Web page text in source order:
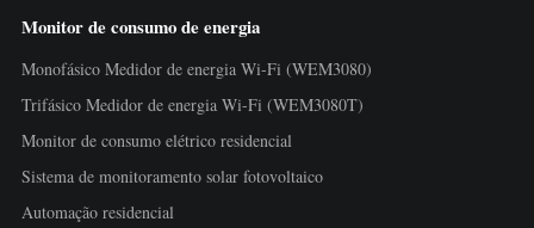
Monitor de consumo de energia
Monofásico Medidor de energia Wi-Fi (WEM3080)
Trifásico Medidor de energia Wi-Fi (WEM3080T)
Monitor de consumo elétrico residencial
Sistema de monitoramento solar fotovoltaico
Automação residencial